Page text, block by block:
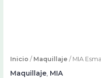
Inicio / Maquillaje / MIA
Maquillaje MIA